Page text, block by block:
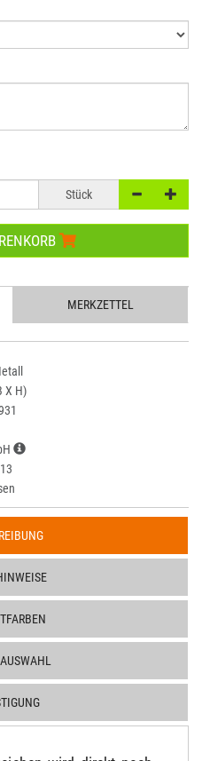
Stück
MERKZETTEL
X H)